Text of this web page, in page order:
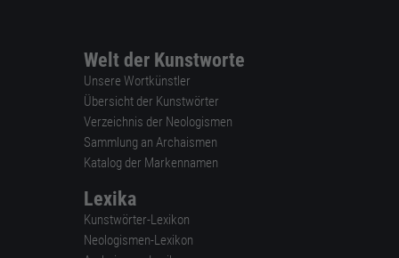
Welt der Kunstworte
Unsere Wortkünstler
Übersicht der Kunstwörter
Verzeichnis der Neologismen
Sammlung an Archaismen
Katalog der Markennamen
Lexika
Kunstwörter-Lexikon
Neologismen-Lexikon